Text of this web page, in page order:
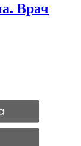
Врач